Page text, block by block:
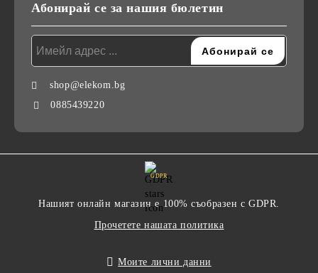
Абонирай се за нашия бюлетин
shop@elekom.bg
0885439220
GDPR
Нашият онлайн магазин е 100% съобразен с GDPR.
Прочетете нашата политика
Моите лични данни